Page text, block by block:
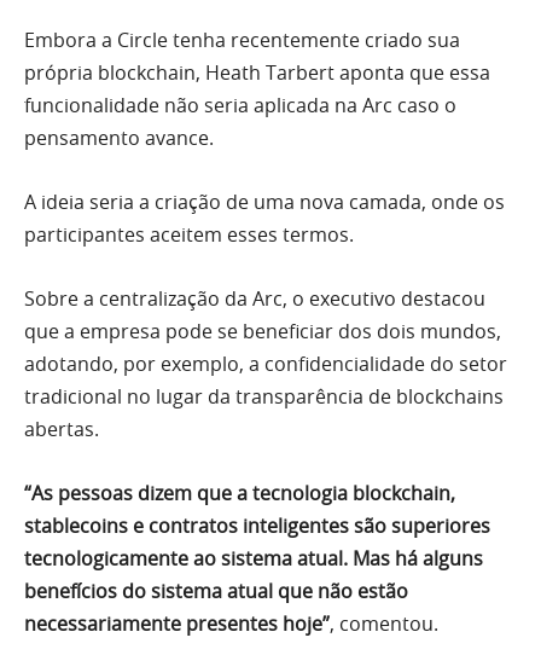
Embora a Circle tenha recentemente criado sua
própria blockchain, Heath Tarbert aponta que essa
funcionalidade não seria aplicada na Arc caso o
pensamento avance.
A ideia seria a criação de uma nova camada, onde os
participantes aceitem esses termos.
Sobre a centralização da Arc, o executivo destacou
que a empresa pode se beneficiar dos dois mundos,
adotando, por exemplo, a confidencialidade do setor
tradicional no lugar da transparência de blockchains
abertas.
“As pessoas dizem que a tecnologia blockchain,
stablecoins e contratos inteligentes são superiores
tecnologicamente ao sistema atual. Mas há alguns
benefícios do sistema atual que não estão
necessariamente presentes hoje”, comentou.